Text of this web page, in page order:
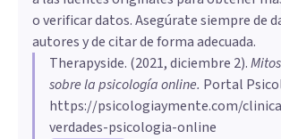
o verificar datos. Asegúrate siempre de
autores y de citar de forma adecuada.
Therapyside. (2021, diciembre 2).
sobre la psicología online. Portal
https://psicologiaymente.com/
verdades-psicologia-online